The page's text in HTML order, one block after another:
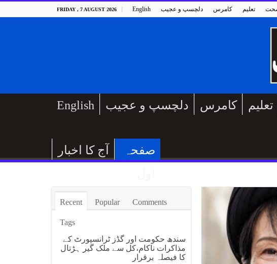
FRIDAY , 7 AUGUST 2026 English دلچسپ و عجیب کامرس تعلیم
English دلچسپ و عجیب کامرس تعلیم
آج کا اخبار
صفحہ
Recent Popular Comments
Tags
سندھ حکومت اور گڈز ٹرانسپورٹ کے
مذاکرات ناکام،کل سے ملک گیر ہڑتال
کا فیصلہ برقرار